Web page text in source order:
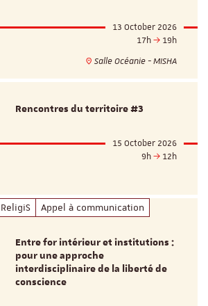
13 October 2026
17h
19h
Salle Océanie - MISHA
Rencontres du territoire #3
15 October 2026
9h
12h
ReligiS Appel à communication
Entre for intérieur et institutions :
pour une approche
interdisciplinaire de la liberté de
conscience